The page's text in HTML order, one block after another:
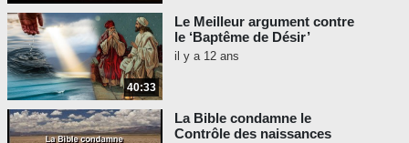
40:33
Le Meilleur argument contre
le ‘Baptême de Désir’
il y a 12 ans
La Bible condamne le
Contrôle des naissances